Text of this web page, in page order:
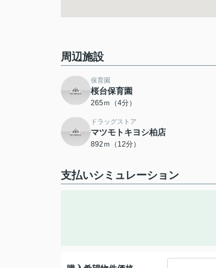
周辺施設
保育園
桜台保育園
265ｍ（4分）
ドラッグストア
マツモトキヨシ柏店
892ｍ（12分）
支払いシミュレーション